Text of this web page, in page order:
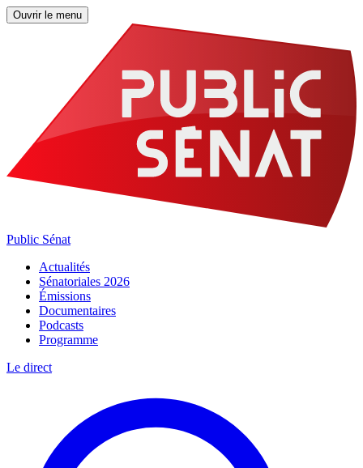
Ouvrir le menu
Public Sénat
Actualités
Sénatoriales 2026
Émissions
Documentaires
Podcasts
Programme
Le direct